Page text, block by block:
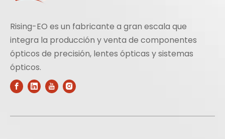
Rising-EO es un fabricante a gran escala que
integra la producción y venta de componentes
ópticos de precisión, lentes ópticas y sistemas
ópticos.